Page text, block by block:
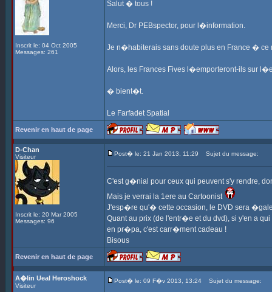
Inscrit le: 04 Oct 2005
Messages: 261
Salut � tous !
Merci, Dr PEBspector, pour l�information.
Je n�habiterais sans doute plus en France �
Alors, les Frances Fives l�emporteront-ils sur
� bient�t.
Le Farfadet Spatial
Revenir en haut de page
D-Chan
Visiteur
Inscrit le: 20 Mar 2005
Messages: 96
Post� le: 21 Jan 2013, 11:29 Sujet du message:
C'est g�nial pour ceux qui peuvent s'y rendre,
Mais je verrai la 1ere au Cartoonist
J'esp�re qu'� cette occasion, le DVD sera
Quant au prix (de l'entr�e et du dvd), si y'en a
en pr�pa, c'est carr�ment cadeau !
Bisous
Revenir en haut de page
A�lin Ueal Heroshock
Visiteur
Post� le: 09 F�v 2013, 13:24 Sujet du message: